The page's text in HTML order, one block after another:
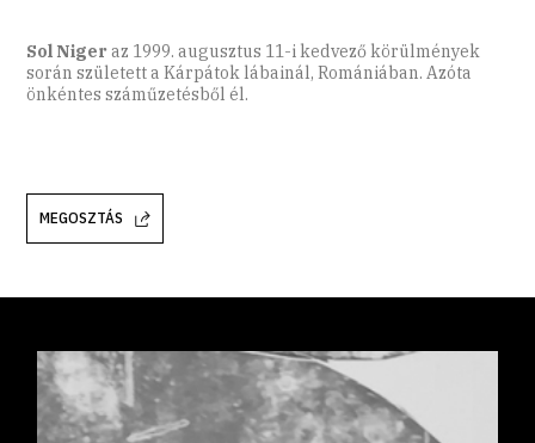
Sol Nigeraz 1999. augusztus 11-i kedvező körülmények
során született a Kárpátok lábainál, Romániában. Azóta
önkéntes száműzetésből él.
MEGOSZTÁS